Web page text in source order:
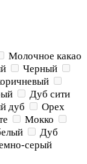
Молочное какао
Черный
Дуб сити
дуб
Орех
Мокко
Дуб
серый